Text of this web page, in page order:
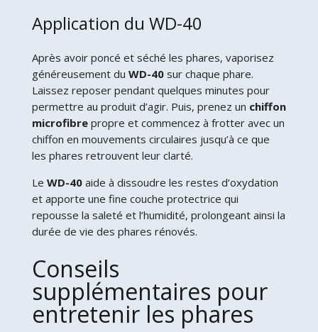
Application du WD-40
Après avoir poncé et séché les phares, vaporisez
généreusement du WD-40sur chaque phare.
Laissez reposer pendant quelques minutes pour
permettre au produit d’agir. Puis, prenez un chiffon
microfibrepropre et commencez à frotter avec un
chiffon en mouvements circulaires jusqu’à ce que
les phares retrouvent leur clarté.
Le WD-40aide à dissoudre les restes d’oxydation
et apporte une fine couche protectrice qui
repousse la saleté et l’humidité, prolongeant ainsi la
durée de vie des phares rénovés.
Conseils
supplémentaires pour
entretenir les phares